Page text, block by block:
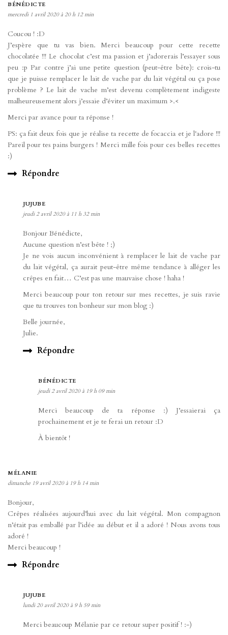
BÉNÉDICTE
mercredi 1 avril 2020 à 20 h 12 min
Coucou ! :D
J’espère que tu vas bien. Merci beaucoup pour cette recette
chocolatée !!! Le chocolat c’est ma passion et j’adorerais l’essayer sous
peu :p Par contre j’ai une petite question (peut-être bête): crois-tu
que je puisse remplacer le lait de vache par du lait végétal ou ça pose
problème ? Le lait de vache m’est devenu complètement indigeste
malheureusement alors j’essaie d’éviter un maximum >.<
Merci par avance pour ta réponse !
PS: ça fait deux fois que je réalise ta recette de focaccia et je l'adore !!!
Pareil pour tes pains burgers ! Merci mille fois pour ces belles recettes
:)
Répondre
JUJUBE
jeudi 2 avril 2020 à 11 h 32 min
Bonjour Bénédicte,
Aucune question n’est bête ! ;)
Je ne vois aucun inconvénient à remplacer le lait de vache par
du lait végétal, ça aurait peut-être même tendance à alléger les
crêpes en fait… C’est pas une mauvaise chose ! haha !
Merci beaucoup pour ton retour sur mes recettes, je suis ravie
que tu trouves ton bonheur sur mon blog :)
Belle journée,
Julie.
Répondre
BÉNÉDICTE
jeudi 2 avril 2020 à 19 h 09 min
Merci beaucoup de ta réponse :) J’essaierai ça
prochainement et je te ferai un retour :D
À bientôt !
MÉLANIE
dimanche 19 avril 2020 à 19 h 14 min
Bonjour,
Crêpes réalisées aujourd’hui avec du lait végétal. Mon compagnon
n’était pas emballé par l’idée au début et il a adoré ! Nous avons tous
adoré !
Merci beaucoup !
Répondre
JUJUBE
lundi 20 avril 2020 à 9 h 59 min
Merci beaucoup Mélanie par ce retour super positif ! :-)